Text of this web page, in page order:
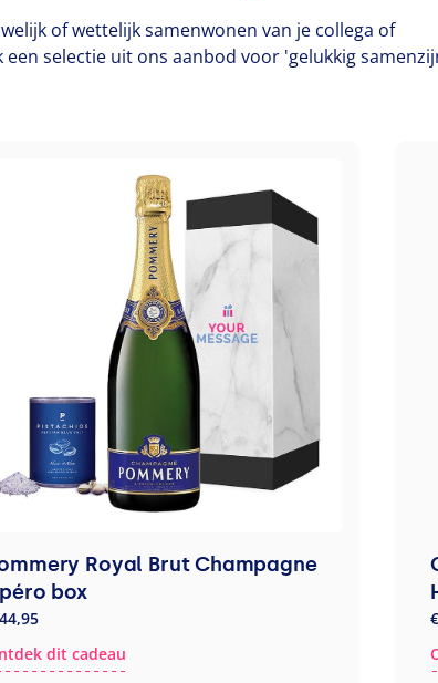
of wettelijk samenwonen van je collega of
selectie uit ons aanbod voor 'gelukkig
Royal Brut Champagne
box
dit cadeau